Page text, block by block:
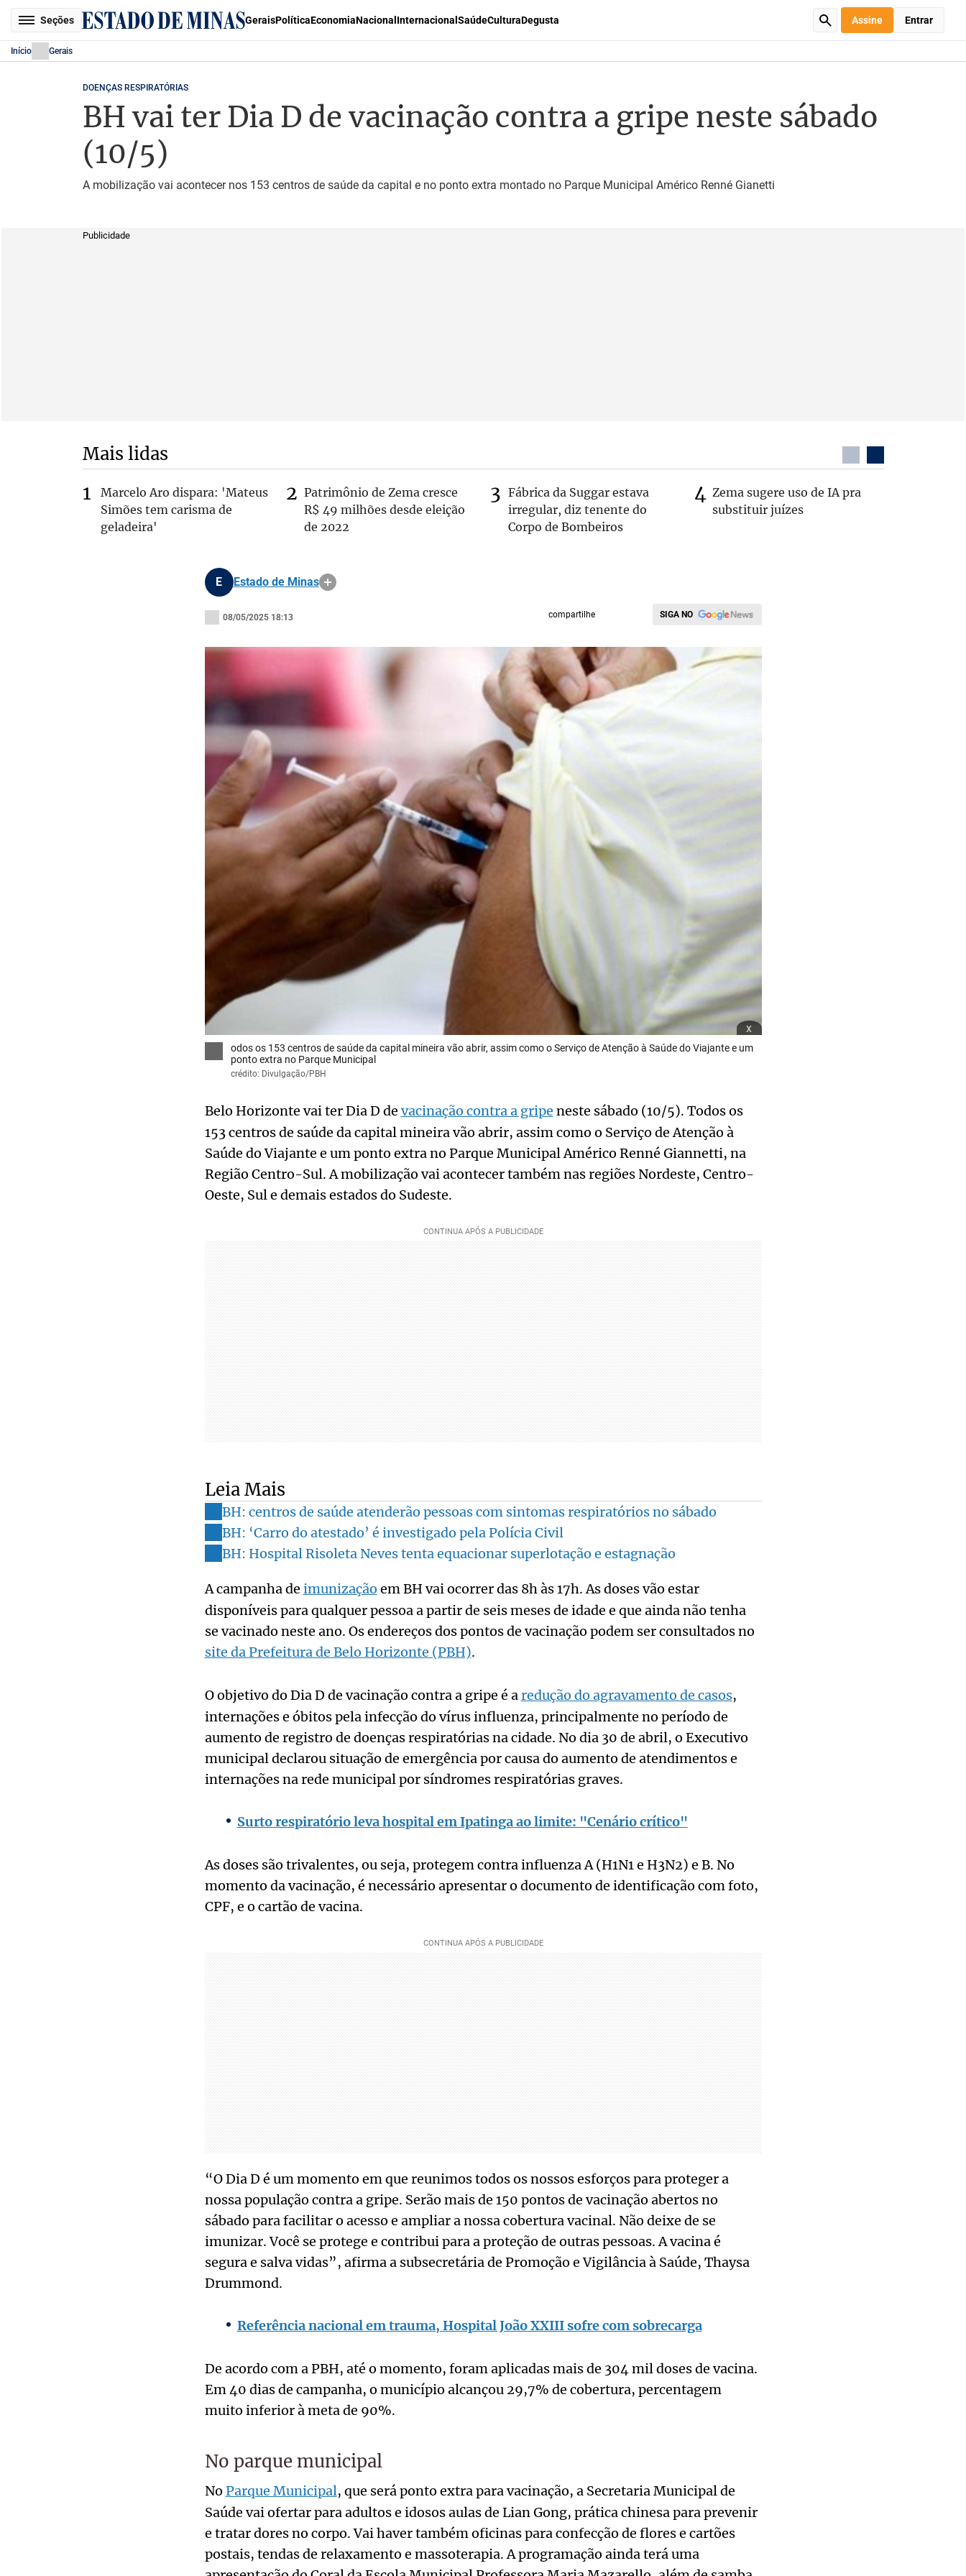
Seções GeraisPolíticaEconomiaNacional Internacional SaúdeCulturaDegusta Assine Entrar
Início Gerais
DOENÇAS RESPIRATÓRIAS
BH vai ter Dia D de vacinação contra a gripe neste sábado
(10/5)
A mobilização vai acontecer nos 153 centros de saúde da capital e no ponto extra montado no Parque Municipal Américo Renné Gianetti
Publicidade
Mais lidas
Marcelo Aro dispara: 'Mateus
Simões tem carisma de
geladeira'
Patrimônio de Zema cresce
R$ 49 milhões desde eleição
de 2022
Fábrica da Suggar estava
irregular, diz tenente do
Corpo de Bombeiros
Zema sugere uso de IA pra
substituir juízes
E Estado de Minas
08/05/2025 18:13 compartilhe SIGA NO
x
odos os 153 centros de saúde da capital mineira vão abrir, assim como o Serviço de Atenção à Saúde do Viajante e um
ponto extra no Parque Municipal
crédito: Divulgação/PBH
Belo Horizonte vai ter Dia D de vacinação contra a gripe neste sábado (10/5). Todos os
153 centros de saúde da capital mineira vão abrir, assim como o Serviço de Atenção à
Saúde do Viajante e um ponto extra no Parque Municipal Américo Renné Giannetti, na
Região Centro-Sul. A mobilização vai acontecer também nas regiões Nordeste, Centro-
Oeste, Sul e demais estados do Sudeste.
Leia Mais
BH: centros de saúde atenderão pessoas com sintomas respiratórios no sábado
BH: ‘Carro do atestado’ é investigado pela Polícia Civil
BH: Hospital Risoleta Neves tenta equacionar superlotação e estagnação
A campanha de imunização em BH vai ocorrer das 8h às 17h. As doses vão estar
disponíveis para qualquer pessoa a partir de seis meses de idade e que ainda não tenha
se vacinado neste ano. Os endereços dos pontos de vacinação podem ser consultados no
site da Prefeitura de Belo Horizonte (PBH).
O objetivo do Dia D de vacinação contra a gripe é aredução do agravamento de casos,
internações e óbitos pela infecção do vírus influenza, principalmente no período de
aumento de registro de doenças respiratórias na cidade. No dia 30 de abril, o Executivo
municipal declarou situação de emergência por causa do aumento de atendimentos e
internações na rede municipal por síndromes respiratórias graves.
Surto respiratório leva hospital em Ipatinga ao limite: "Cenário crítico"
As doses são trivalentes, ou seja, protegem contra influenza A (H1N1 e H3N2) e B. No
momento da vacinação, é necessário apresentar o documento de identificação com foto,
CPF, e o cartão de vacina.
“O Dia D é um momento em que reunimos todos os nossos esforços para proteger a
nossa população contra a gripe. Serão mais de 150 pontos de vacinação abertos no
sábado para facilitar o acesso e ampliar a nossa cobertura vacinal. Não deixe de se
imunizar. Você se protege e contribui para a proteção de outras pessoas. A vacina é
segura e salva vidas”, afirma a subsecretária de Promoção e Vigilância à Saúde, Thaysa
Drummond.
Referência nacional em trauma, Hospital João XXIII sofre com sobrecarga
De acordo com a PBH, até o momento, foram aplicadas mais de 304 mil doses de vacina.
Em 40 dias de campanha, o município alcançou 29,7% de cobertura, percentagem
muito inferior à meta de 90%.
No parque municipal
No Parque Municipal, que será ponto extra para vacinação, a Secretaria Municipal de
Saúde vai ofertar para adultos e idosos aulas de Lian Gong, prática chinesa para prevenir
e tratar dores no corpo. Vai haver também oficinas para confecção de flores e cartões
postais, tendas de relaxamento e massoterapia. A programação ainda terá uma